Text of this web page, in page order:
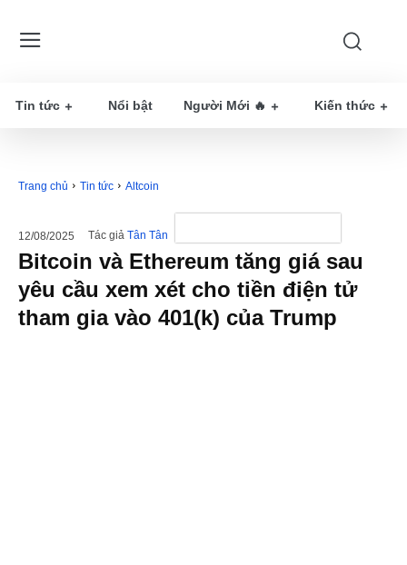
Tin tức Nổi bật Người Mới 🔥 Kiến thức
Trang chủ Tin tức Altcoin
12/08/2025 Tác giả Tân Tân
Bitcoin và Ethereum tăng giá sau
yêu cầu xem xét cho tiền điện tử
tham gia vào 401(k) của Trump